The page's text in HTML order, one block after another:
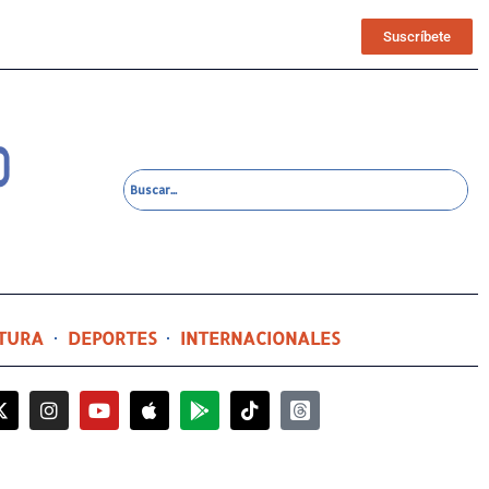
Suscríbete
DEPORTES INTERNACIONALES
2 días ago